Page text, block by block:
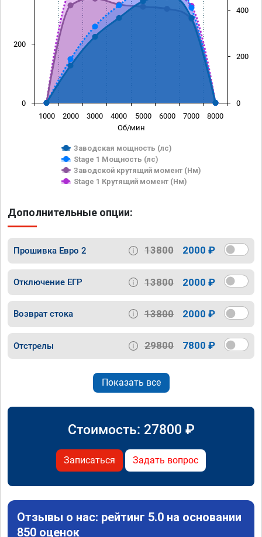
Об/мин
Заводская мощность (лс)
Stage 1 Мощность (лс)
Заводской крутящий момент (Нм)
Stage 1 Крутящий момент (Нм)
1000 2000 3000 4000 5000 6000 7000 8000
0
200
0
200
400
Дополнительные опции:
Прошивка Евро 2 13800 2000 ₽
Отключение ЕГР 13800 2000 ₽
Возврат стока 13800 2000 ₽
Отстрелы 29800 7800 ₽
Показать все
Стоимость: 27800 ₽
Записаться Задать вопрос
Отзывы о нас: рейтинг 5.0 на основании
850 оценок